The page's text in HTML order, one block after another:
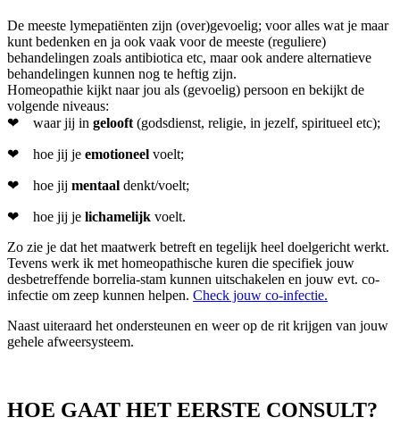
De meeste lymepatiënten zijn (over)gevoelig; voor alles wat je maar
kunt bedenken en ja ook vaak voor de meeste (reguliere)
behandelingen zoals antibiotica etc, maar ook andere alternatieve
behandelingen kunnen nog te heftig zijn.
Homeopathie kijkt naar jou als (gevoelig) persoon en bekijkt de
volgende niveaus:
❤ waar jij in gelooft (godsdienst, religie, in jezelf, spiritueel etc);
❤ hoe jij je emotioneel voelt;
❤ hoe jij mentaal denkt/voelt;
❤ hoe jij je lichamelijk voelt.
Zo zie je dat het maatwerk betreft en tegelijk heel doelgericht werkt.
Tevens werk ik met homeopathische kuren die specifiek jouw
desbetreffende borrelia-stam kunnen uitschakelen en jouw evt. co-
infectie om zeep kunnen helpen. Check jouw co-infectie.
Naast uiteraard het ondersteunen en weer op de rit krijgen van jouw
gehele afweersysteem.
HOE GAAT HET EERSTE CONSULT?